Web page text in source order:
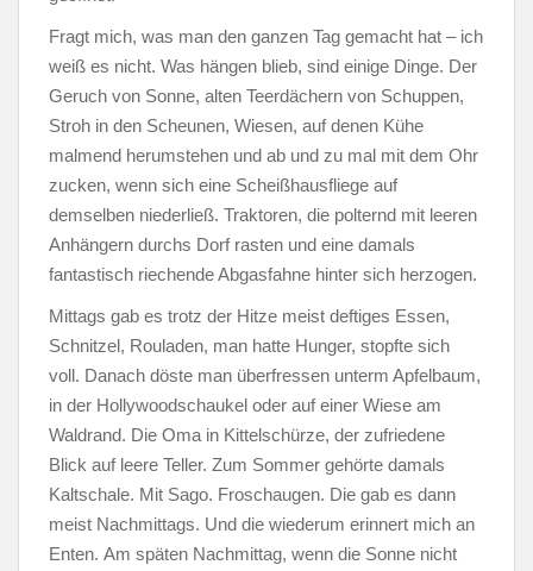
Fragt mich, was man den ganzen Tag gemacht hat – ich
weiß es nicht. Was hängen blieb, sind einige Dinge. Der
Geruch von Sonne, alten Teerdächern von Schuppen,
Stroh in den Scheunen, Wiesen, auf denen Kühe
malmend herumstehen und ab und zu mal mit dem Ohr
zucken, wenn sich eine Scheißhausfliege auf
demselben niederließ. Traktoren, die polternd mit leeren
Anhängern durchs Dorf rasten und eine damals
fantastisch riechende Abgasfahne hinter sich herzogen.
Mittags gab es trotz der Hitze meist deftiges Essen,
Schnitzel, Rouladen, man hatte Hunger, stopfte sich
voll. Danach döste man überfressen unterm Apfelbaum,
in der Hollywoodschaukel oder auf einer Wiese am
Waldrand. Die Oma in Kittelschürze, der zufriedene
Blick auf leere Teller. Zum Sommer gehörte damals
Kaltschale. Mit Sago. Froschaugen. Die gab es dann
meist Nachmittags. Und die wiederum erinnert mich an
Enten. Am späten Nachmittag, wenn die Sonne nicht